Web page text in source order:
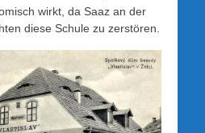
wirkt, da Saaz an der
diese Schule zu zerstören.